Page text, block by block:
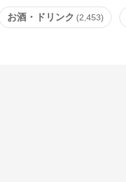
お酒・ドリンク 2,453